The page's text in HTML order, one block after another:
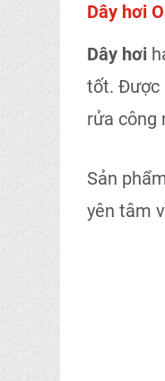
Dây hơi
Dây hơi
tốt. Được
rửa công
Sản
yên tâm